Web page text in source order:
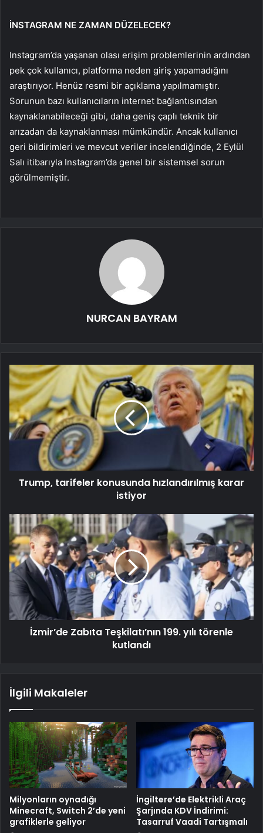
İNSTAGRAM NE ZAMAN DÜZELECEK?
Instagram’da yaşanan olası erişim problemlerinin ardından
pek çok kullanıcı, platforma neden giriş yapamadığını
araştırıyor. Henüz resmi bir açıklama yapılmamıştır.
Sorunun bazı kullanıcıların internet bağlantısından
kaynaklanabileceği gibi, daha geniş çaplı teknik bir
arızadan da kaynaklanması mümkündür. Ancak kullanıcı
geri bildirimleri ve mevcut veriler incelendiğinde, 2 Eylül
Salı itibarıyla Instagram’da genel bir sistemsel sorun
görülmemiştir.
NURCAN BAYRAM
Trump, tarifeler konusunda hızlandırılmış karar
istiyor
İzmir’de Zabıta Teşkilatı’nın 199. yılı törenle
kutlandı
İlgili Makaleler
Milyonların oynadığı
Minecraft, Switch 2’de yeni
grafiklerle geliyor
İngiltere’de Elektrikli Araç
Şarjında KDV İndirimi:
Tasarruf Vaadi Tartışmalı